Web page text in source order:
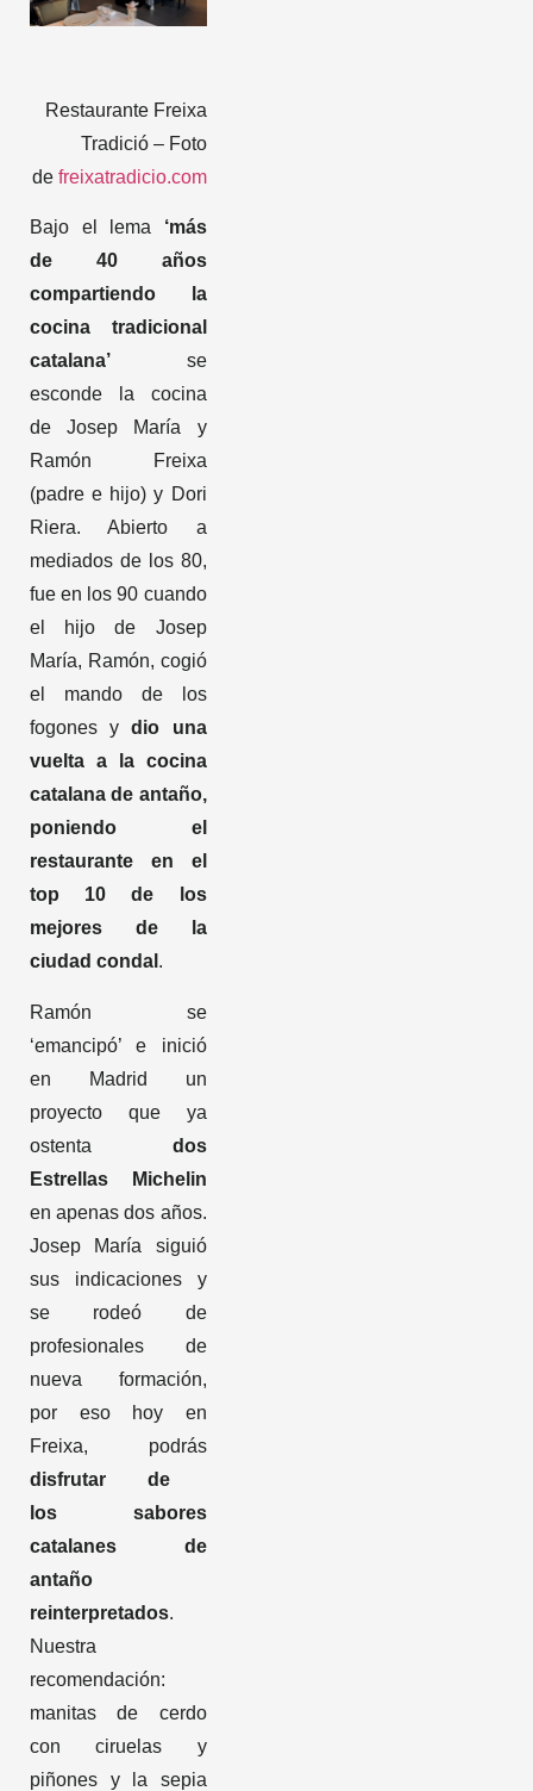
Restaurante Freixa
Tradició – Foto
de freixatradicio.com
Bajo el lema ‘más
de 40 años
compartiendo la
cocina tradicional
catalana’ se
esconde la cocina
de Josep María y
Ramón Freixa
(padre e hijo) y Dori
Riera. Abierto a
mediados de los 80,
fue en los 90 cuando
el hijo de Josep
María, Ramón, cogió
el mando de los
fogones ydio una
vuelta a la cocina
catalana de antaño,
poniendo el
restaurante en el
top 10 de los
mejores de la
ciudad condal .
Ramón se
‘emancipó’ e inició
en Madrid un
proyecto que ya
ostenta dos
Estrellas Michelin
en apenas dos años.
Josep María siguió
sus indicaciones y
se rodeó de
profesionales de
nueva formación,
por eso hoy en
Freixa, podrás
disfrutar de
los sabores
catalanes de
antaño
reinterpretados.
Nuestra
recomendación:
manitas de cerdo
con ciruelas y
piñones y la sepia